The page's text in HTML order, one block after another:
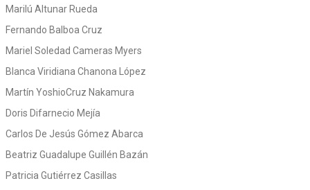
Marilú Altunar Rueda
Fernando Balboa Cruz
Mariel Soledad Cameras Myers
Blanca Viridiana Chanona López
Martín YoshioCruz Nakamura
Doris Difarnecio Mejía
Carlos De Jesús Gómez Abarca
Beatriz Guadalupe Guillén Bazán
Patricia Gutiérrez Casillas